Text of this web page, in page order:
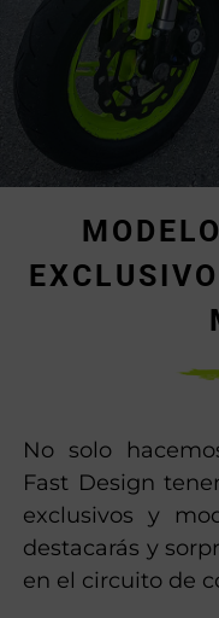
No solo
Fast Design
exclusivos y
destacarás y
en el circuito de